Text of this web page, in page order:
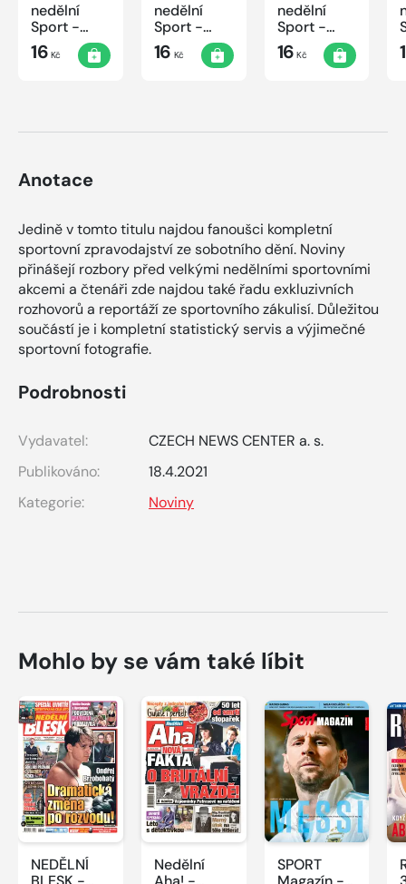
nedělní
Sport -
25/2022
16 Kč
nedělní
Sport -
24/2022
16 Kč
nedělní
Sport -
23/2022
16 Kč
Anotace
Jedině v tomto titulu najdou fanoušci kompletní
sportovní zpravodajství ze sobotního dění. Noviny
přinášejí rozbory před velkými nedělními sportovními
akcemi a čtenáři zde najdou také řadu exkluzivních
rozhovorů a reportáží ze sportovního zákulisí. Důležitou
součástí je i kompletní statistický servis a výjimečné
sportovní fotografie.
Podrobnosti
Vydavatel:
CZECH NEWS CENTER a. s.
Publikováno:
18.4.2021
Kategorie:
Noviny
Mohlo by se vám také líbit
NEDĚLNÍ
Nedělní
SPORT